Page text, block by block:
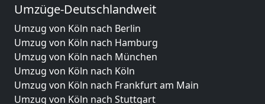
Umzüge-Deutschlandweit
Umzug von Köln nach Berlin
Umzug von Köln nach Hamburg
Umzug von Köln nach München
Umzug von Köln nach Köln
Umzug von Köln nach Frankfurt am Main
Umzug von Köln nach Stuttgart